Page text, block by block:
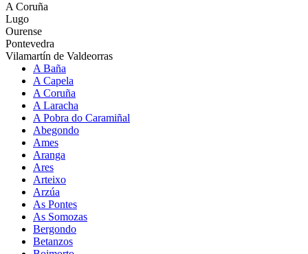
A Coruña
Lugo
Ourense
Pontevedra
Vilamartín de Valdeorras
A Baña
A Capela
A Coruña
A Laracha
A Pobra do Caramiñal
Abegondo
Ames
Aranga
Ares
Arteixo
Arzúa
As Pontes
As Somozas
Bergondo
Betanzos